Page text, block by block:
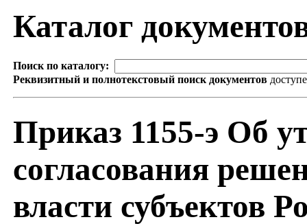
Каталог
Поиск по каталогу:
Реквизитный и полнотекстовый поиск документов
Приказ 1155-э Об
согласования
власти субъектов